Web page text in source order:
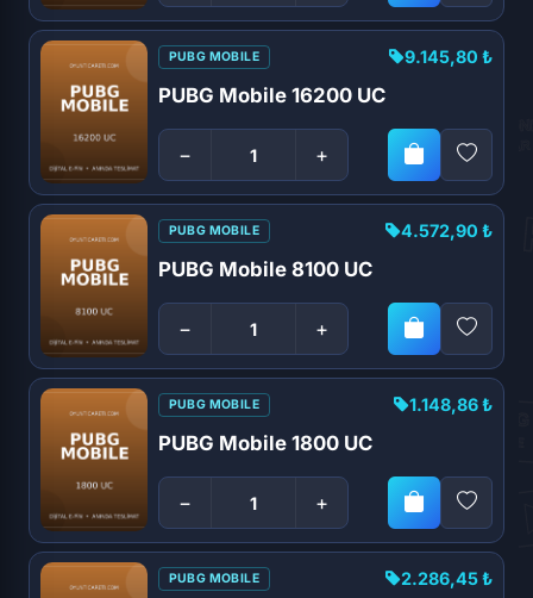
PUBG MOBILE
PUBG Mobile 16200 UC
− +
9.145,80 ₺
PUBG MOBILE
PUBG Mobile 8100 UC
− +
4.572,90 ₺
PUBG MOBILE
PUBG Mobile 1800 UC
− +
1.148,86 ₺
PUBG MOBILE 2.286,45 ₺